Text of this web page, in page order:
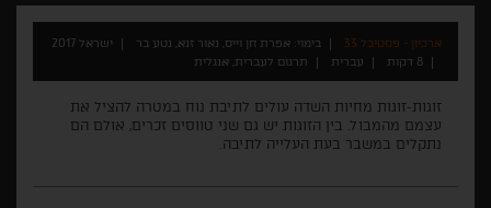
ארכיון - פסטיבל 33 בימוי: אפרת חן וייס, נאור זנא, נטע בר
ישראל 2017
8 דקות
עברית תרגום לעברית, אנגלית
זוגות-זוגות מחיות השדה עולים לתיבת נוח במטרה להציל את
עצמם מהמבול. בין הזוגות יש גם שני טווסים זכרים, אולם הם
נתקלים במשבר בעת העלייה לתיבה.